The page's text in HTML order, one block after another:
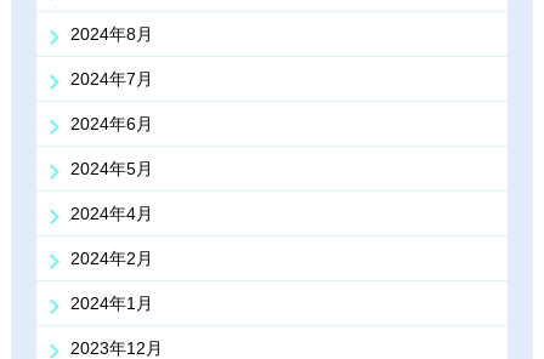
2024年8月
2024年7月
2024年6月
2024年5月
2024年4月
2024年2月
2024年1月
2023年12月